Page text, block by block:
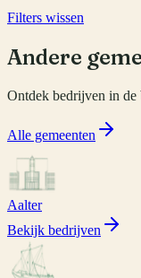
Filters wissen
Andere
Ontdek bedrijven in de
Alle gemeenten
Aalter
Bekijk bedrijven